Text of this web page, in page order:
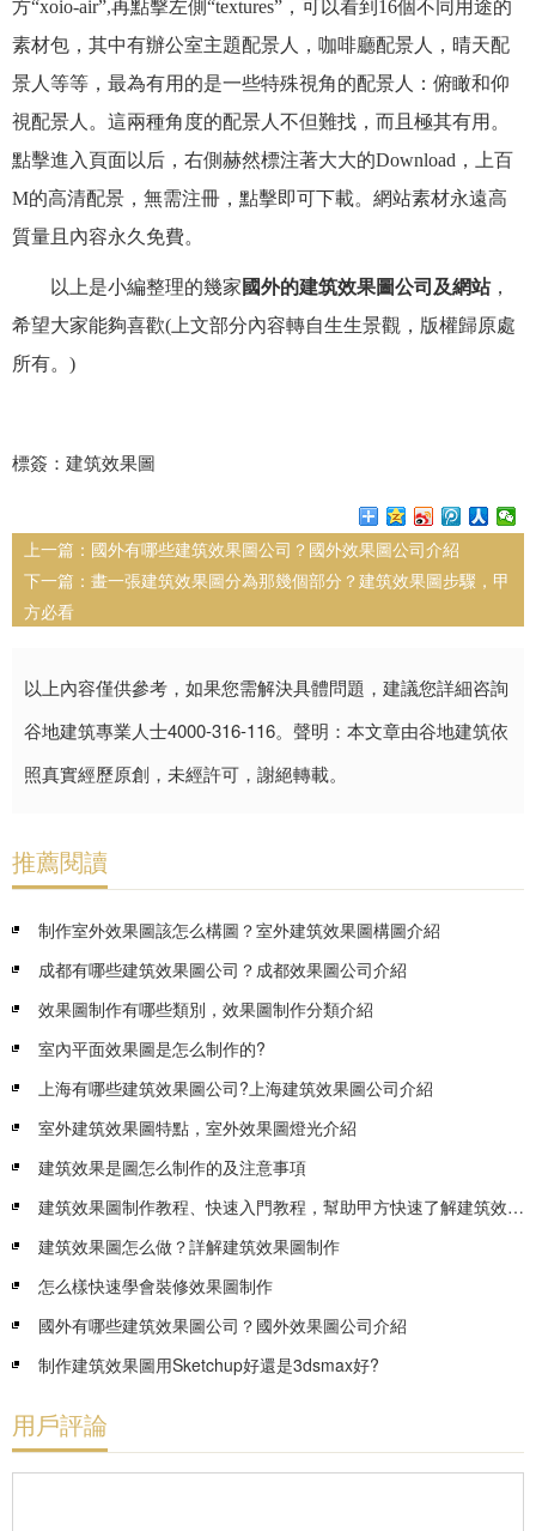
方“xoio-air”,再點擊左側“textures”，可以看到16個不同用途的
素材包，其中有辦公室主題配景人，咖啡廳配景人，晴天配
景人等等，最為有用的是一些特殊視角的配景人：俯瞰和仰
視配景人。這兩種角度的配景人不但難找，而且極其有用。
點擊進入頁面以后，右側赫然標注著大大的Download，上百
M的高清配景，無需注冊，點擊即可下載。網站素材永遠高
質量且內容永久免費。
以上是小編整理的幾家 國外的建筑效果圖公司及網站，
希望大家能夠喜歡(上文部分內容轉自生生景觀，版權歸原處
所有。)
標簽：建筑效果圖
上一篇： 國外有哪些建筑效果圖公司？國外效果圖公司介紹
下一篇： 畫一張建筑效果圖分為那幾個部分？建筑效果圖步驟，甲
方必看
以上內容僅供參考，如果您需解決具體問題，建議您詳細咨詢
谷地建筑專業人士4000-316-116。聲明：本文章由谷地建筑依
照真實經歷原創，未經許可，謝絕轉載。
推薦閱讀
制作室外效果圖該怎么構圖？室外建筑效果圖構圖介紹
成都有哪些建筑效果圖公司？成都效果圖公司介紹
效果圖制作有哪些類別，效果圖制作分類介紹
室內平面效果圖是怎么制作的?
上海有哪些建筑效果圖公司?上海建筑效果圖公司介紹
室外建筑效果圖特點，室外效果圖燈光介紹
建筑效果是圖怎么制作的及注意事項
建筑效果圖制作教程、快速入門教程，幫助甲方快速了解建筑效果圖制作的整個步驟
建筑效果圖怎么做？詳解建筑效果圖制作
怎么樣快速學會裝修效果圖制作
國外有哪些建筑效果圖公司？國外效果圖公司介紹
制作建筑效果圖用Sketchup好還是3dsmax好?
用戶評論